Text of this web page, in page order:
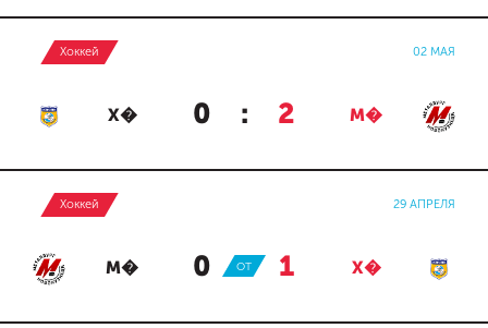
Хоккей 02 МАЯ
Х� 0 : 2 М�
Хоккей 29 АПРЕЛЯ
М� 0 : 1 Х�
ОТ